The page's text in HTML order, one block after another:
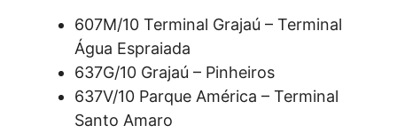
607M/10 Terminal Grajaú – Terminal
Água Espraiada
637G/10 Grajaú – Pinheiros
637V/10 Parque América – Terminal
Santo Amaro